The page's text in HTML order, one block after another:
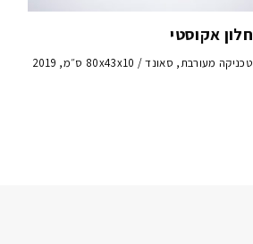
חלון אקוסטי
טכניקה מעורבת, סאונד / 80x43x10 ס״מ, 2019